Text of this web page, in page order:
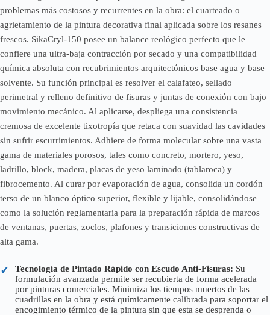
problemas más costosos y recurrentes en la obra: el cuarteado o
agrietamiento de la pintura decorativa final aplicada sobre los resanes
frescos. SikaCryl-150 posee un balance reológico perfecto que le
confiere una ultra-baja contracción por secado y una compatibilidad
química absoluta con recubrimientos arquitectónicos base agua y base
solvente. Su función principal es resolver el calafateo, sellado
perimetral y relleno definitivo de fisuras y juntas de conexión con bajo
movimiento mecánico. Al aplicarse, despliega una consistencia
cremosa de excelente tixotropía que retaca con suavidad las cavidades
sin sufrir escurrimientos. Adhiere de forma molecular sobre una vasta
gama de materiales porosos, tales como concreto, mortero, yeso,
ladrillo, block, madera, placas de yeso laminado (tablaroca) y
fibrocemento. Al curar por evaporación de agua, consolida un cordón
terso de un blanco óptico superior, flexible y lijable, consolidándose
como la solución reglamentaria para la preparación rápida de marcos
de ventanas, puertas, zoclos, plafones y transiciones constructivas de
alta gama.
✓ Tecnología de Pintado Rápido con Escudo Anti-Fisuras: Su
formulación avanzada permite ser recubierta de forma acelerada
por pinturas comerciales. Minimiza los tiempos muertos de las
cuadrillas en la obra y está químicamente calibrada para soportar el
encogimiento térmico de la pintura sin que esta se desprenda o